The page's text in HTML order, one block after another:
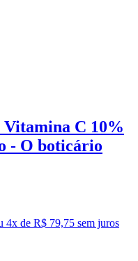
Vitamina C 10%
- O boticário
4x de R$ 79,75 sem juros